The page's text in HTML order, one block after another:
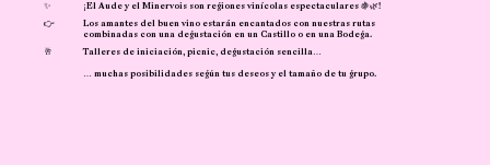
✨
¡El Aude y el Minervois son regiones vinícolas espectaculares 🍇🌿!
👉
Los amantes del buen vino estarán encantados con nuestras rutas
combinadas con una degustación en un Castillo o en una Bodega.
🥂
Talleres de iniciación, picnic, degustación sencilla…
… muchas posibilidades según tus deseos y el tamaño de tu grupo.